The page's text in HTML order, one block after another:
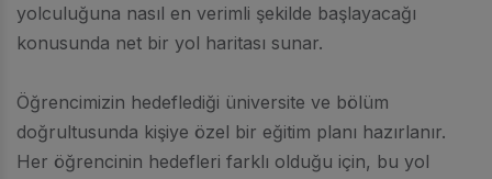
yolculuğuna nasıl en verimli şekilde başlayacağı
konusunda net bir yol haritası sunar.
Öğrencimizin hedeflediği üniversite ve bölüm
doğrultusunda kişiye özel bir eğitim planı hazırlanır.
Her öğrencinin hedefleri farklı olduğu için, bu yol